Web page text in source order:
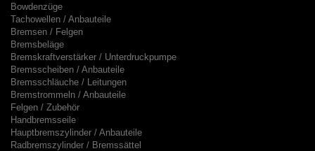
Bowdenzüge
Tachowellen / Anbauteile
Bremsen / Felgen
Bremsbeläge
Bremskraftverstärker / Unterdruckpumpe
Bremsscheiben / Anbauteile
Bremsschläuche / Leitungen
Bremstrommeln / Anbauteile
Felgen / Zubehör
Handbremsseile
Hauptbremszylinder / Anbauteile
Radbremszylinder / Bremssättel